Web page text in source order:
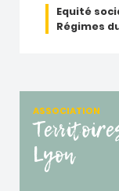
Equité
Régimes
ASSOCIATION
Lyon